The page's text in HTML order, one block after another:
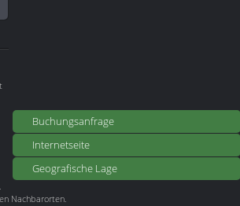
Buchungsanfrage
Internetseite
Geografische Lage
Nachbarorten.